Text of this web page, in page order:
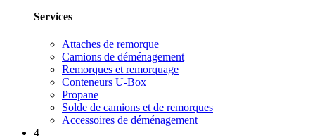
Services
Attaches de remorque
Camions de déménagement
Remorques et remorquage
Conteneurs U-Box
Propane
Solde de camions et de remorques
Accessoires de déménagement
4